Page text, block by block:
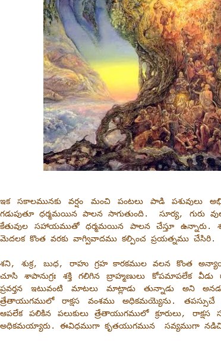
ఇక సకాలమునకు వర్షం మంచి పంటలు పాడి పశువులు
గడుపుతూ ధర్మమయిన పాలన సాగుతుంది. సూర్య, గురు
కేతువుల సహాయముతో ధర్మమయిన పాలన చేస్తూ ఉన్నారు.
మెదలక కొంత వరకు వాగ్వివాదము కల్పించ ప్రయత్నము చేసిరి.
శని, శుక్ర, బుధ, రాహు గ్రహ కారకముల వలన కొంత
చూసి శాపానుగ్రః శక్తి గలిగిన బ్రాహ్మణులు కోపమాపలేక
ప్రవర్తన ఇటువంటి మాటలు మాట్లాడు తున్నాడు అని
త్రేతాయుగములో రాక్షస వంశము అధికమయ్యెను.
ఆపలేక పలికిన పలుకులు త్రేతాయుగములో క్రూరులు, రాక్షస
అధికమయ్యారు. ఈవిధముగా కృతయుగమున సవ్యముగా